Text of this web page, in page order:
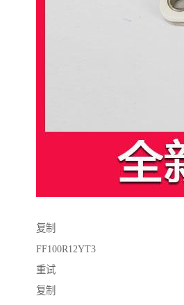
复制
FF100R12YT3
重试
复制